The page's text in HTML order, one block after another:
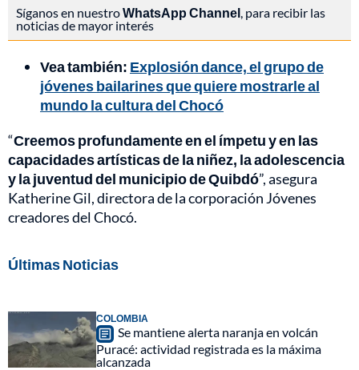
Síganos en nuestroWhatsApp Channel , para recibir las
noticias de mayor interés
Vea también: Explosión dance, el grupo de
jóvenes bailarines que quiere mostrarle al
mundo la cultura del Chocó
“Creemos profundamente en el ímpetu y en las
capacidades artísticas de la niñez, la adolescencia
y la juventud del municipio de Quibdó”, asegura
Katherine Gil, directora de la corporación Jóvenes
creadores del Chocó.
Últimas Noticias
COLOMBIA
Se mantiene alerta naranja en volcán
Puracé: actividad registrada es la máxima
alcanzada